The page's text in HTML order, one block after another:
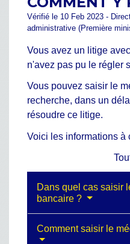
Vérifié le 10 Feb 2023 -
administrative (Première
Vous avez un litige
n'avez pas pu le régler
Vous pouvez saisir le
recherche, dans un
résoudre ce litige.
Voici les informations à
Dans quel cas saisir
bancaire ?
Comment saisir le